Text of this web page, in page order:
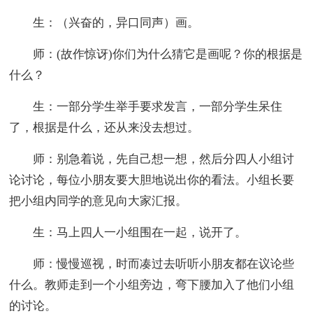
生：（兴奋的，异口同声）画。
师：(故作惊讶)你们为什么猜它是画呢？你的根据是
什么？
生：一部分学生举手要求发言，一部分学生呆住
了，根据是什么，还从来没去想过。
师：别急着说，先自己想一想，然后分四人小组讨
论讨论，每位小朋友要大胆地说出你的看法。小组长要
把小组内同学的意见向大家汇报。
生：马上四人一小组围在一起，说开了。
师：慢慢巡视，时而凑过去听听小朋友都在议论些
什么。教师走到一个小组旁边，弯下腰加入了他们小组
的讨论。